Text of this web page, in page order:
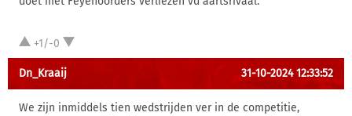
+1/-0
Dn_Kraaij 31-10-2024 12:33:52
We zijn inmiddels tien wedstrijden ver in de competitie,